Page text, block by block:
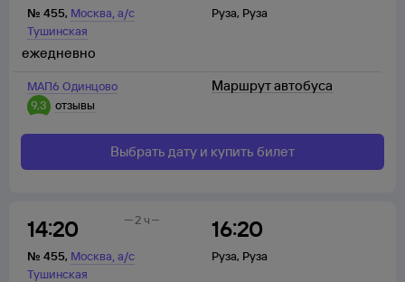
№ 455, Москва,а/с
Тушинская
Руза, Руза
МАП6 Одинцово
9,3
отзывы
ежедневно
Маршрут автобуса
Выбрать дату и купить билет
14:20
№ 455, Москва,а/с
Тушинская
16:20
Руза, Руза
2 ч